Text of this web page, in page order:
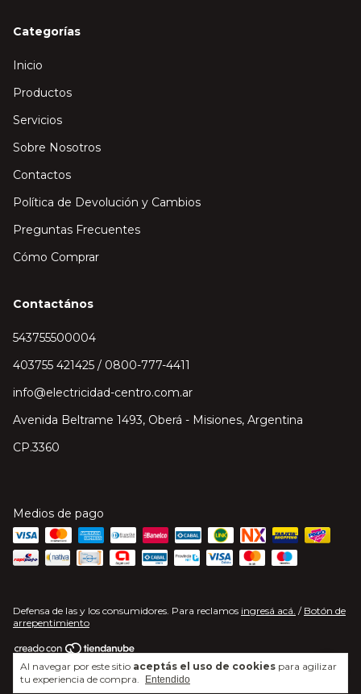
Al navegar por este sitio aceptás el uso de cookies para agilizar
tu experiencia de compra.
Entendido
Categorías
Inicio
Productos
Servicios
Sobre Nosotros
Contactos
Política de Devolución y Cambios
Preguntas Frecuentes
Cómo Comprar
Contactános
543755500004
403755 421425 / 0800-777-4411
info@electricidad-centro.com.ar
Avenida Beltrame 1493, Oberá - Misiones, Argentina
CP.3360
Medios de pago
Defensa de las y los consumidores. Para reclamos ingresá acá. / Botón de
arrepentimiento
Copyright Electricidad Centro S.A. - 2026. Todos los derechos reservados.